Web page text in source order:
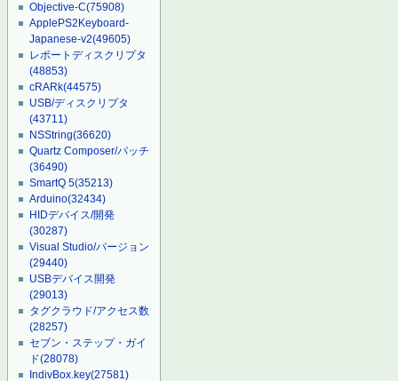
Objective-C(75908)
ApplePS2Keyboard-
Japanese-v2(49605)
レポートディスクリプタ
(48853)
cRARk(44575)
USB/ディスクリプタ
(43711)
NSString(36620)
Quartz Composer/パッチ
(36490)
SmartQ 5(35213)
Arduino(32434)
HIDデバイス/開発
(30287)
Visual Studio/バージョン
(29440)
USBデバイス開発
(29013)
タグクラウド/アクセス数
(28257)
セブン・ステップ・ガイ
ド(28078)
IndivBox.key(27581)